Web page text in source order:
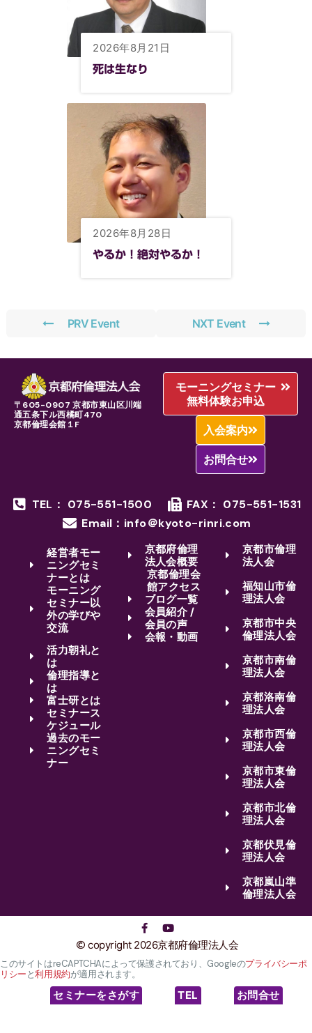
2026年8月21日
死は生なり
2026年8月28日
やるか！絶対やるか！
PRV Event NXT Event
〒605-0907 京都市東山区川端
通五条下ル西橘町470
京都倫理会館１F
モーニングセミナー
無料体験お申込
入会案内
お問合せ
TEL： 075-551-1500
FAX： 075-551-1531
Email：info＠kyoto-rinri.com
経営者モー
ニングセミ
ナーとは
モーニング
セミナー以
外の学びや
交流
活力朝礼と
は
倫理指導と
は
富士研とは
セミナース
ケジュール
過去のモー
ニングセミ
ナー
京都府倫理
法人会概要
京都倫理会
館アクセス
ブログ一覧
会員紹介 /
会員の声
会報・動画
京都市倫理
法人会
福知山市倫
理法人会
京都市中央
倫理法人会
京都市南倫
理法人会
京都洛南倫
理法人会
京都市西倫
理法人会
京都市東倫
理法人会
京都市北倫
理法人会
京都伏見倫
理法人会
京都嵐山準
倫理法人会
copyright 2026京都府倫理法人会
このサイトはreCAPTCHAによって保護されており、Googleのプライバシーポ
リシーと利用規約が適用されます。
セミナーをさがす TEL お問合せ